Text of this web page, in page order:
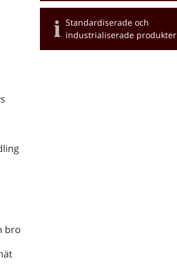
bro
Standardiserade och
industrialiserade produkter